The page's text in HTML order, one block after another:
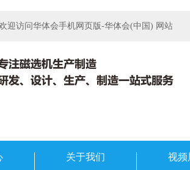
迎访问华体会手机网页版-华体会(中国) 网站
关于我们 视频